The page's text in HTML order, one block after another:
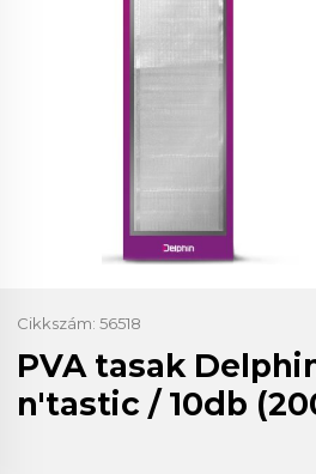
Cikkszám: 56518
PVA tasak
n'tastic / 10db